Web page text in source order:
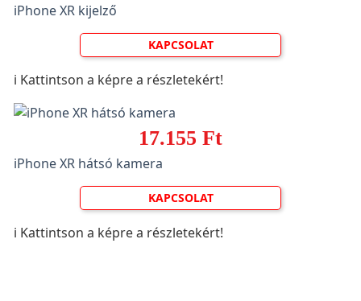
iPhone XR kijelző
KAPCSOLAT
ℹ️ Kattintson a képre a részletekért!
17.155 Ft
iPhone XR hátsó kamera
KAPCSOLAT
ℹ️ Kattintson a képre a részletekért!